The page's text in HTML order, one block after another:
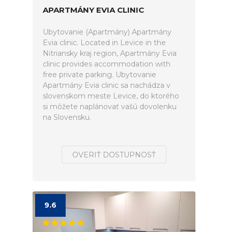
APARTMÁNY EVIA CLINIC
Ubytovanie (Apartmány) Apartmány
Evia clinic. Located in Levice in the
Nitriansky kraj region, Apartmány Evia
clinic provides accommodation with
free private parking. Ubytovanie
Apartmány Evia clinic sa nachádza v
slovenskom meste Levice, do ktorého
si môžete naplánovať vašú dovolenku
na Slovensku.
OVERIŤ DOSTUPNOSŤ
9.6